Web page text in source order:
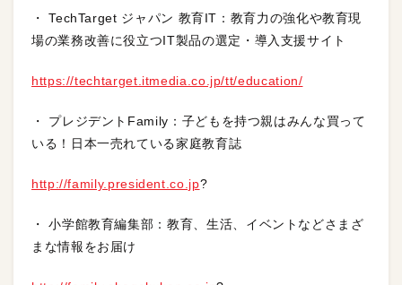
・ TechTarget ジャパン 教育IT：教育力の強化や教育現
場の業務改善に役立つIT製品の選定・導入支援サイト
https://techtarget.itmedia.co.jp/tt/education/
・ プレジデントFamily：子どもを持つ親はみんな買って
いる！日本一売れている家庭教育誌
http://family.president.co.jp?
・ 小学館教育編集部：教育、生活、イベントなどさまざ
まな情報をお届け